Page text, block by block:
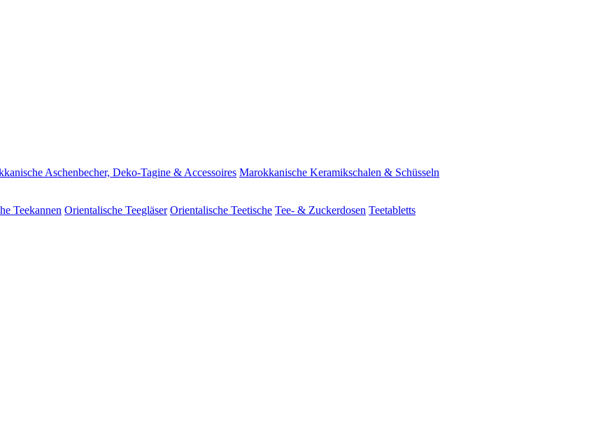
Aschenbecher, Deko-Tagine & Accessoires Marokkanische Keramikschalen & Schüsseln
Teekannen Orientalische Teegläser Orientalische Teetische Tee- & Zuckerdosen Teetabletts